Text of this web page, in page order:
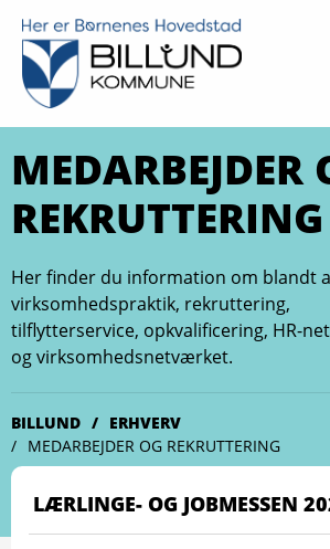
MEDARBEJDER
REKRUTTERING
Her finder du information om blandt
virksomhedspraktik, rekruttering,
tilflytterservice, opkvalificering, HR-
og virksomhedsnetværket.
BILLUND
ERHVERV
MEDARBEJDER OG REKRUTTERING
LÆRLINGE- OG JOBMESSEN